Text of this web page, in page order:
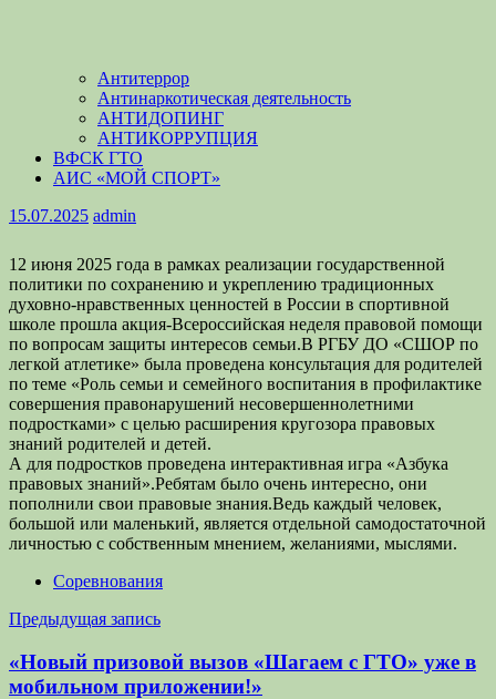
Антитеррор
Антинаркотическая деятельность
АНТИДОПИНГ
АНТИКОРРУПЦИЯ
ВФСК ГТО
АИС «МОЙ СПОРТ»
15.07.2025 admin
12 июня 2025 года в рамках реализации государственной
политики по сохранению и укреплению традиционных
духовно-нравственных ценностей в России в спортивной
школе прошла акция-Всероссийская неделя правовой помощи
по вопросам защиты интересов семьи.В РГБУ ДО «СШОР по
легкой атлетике» была проведена консультация для родителей
по теме «Роль семьи и семейного воспитания в профилактике
совершения правонарушений несовершеннолетними
подростками» с целью расширения кругозора правовых
знаний родителей и детей.
А для подростков проведена интерактивная игра «Азбука
правовых знаний».Ребятам было очень интересно, они
пополнили свои правовые знания.Ведь каждый человек,
большой или маленький, является отдельной самодостаточной
личностью с собственным мнением, желаниями, мыслями.
Соревнования
Навигация
по
записям
Предыдущая запись
«Новый призовой вызов «Шагаем с ГТО» уже в
мобильном приложении!»